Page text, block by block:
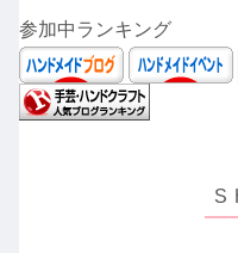
参加中ランキング